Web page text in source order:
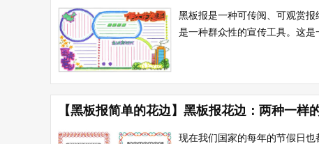
黑板报是一种可传阅、可观赏
是一种群众性的宣传工具。这是
【黑板报简单的花边】黑板报花边：两种一样
现在我们国家的每年的节假日